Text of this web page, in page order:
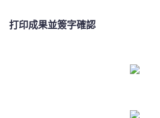
打印成果並簽字確認